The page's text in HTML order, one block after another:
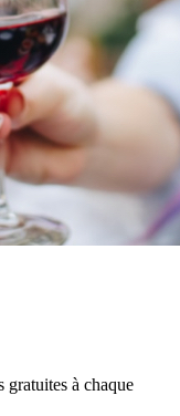
gratuites à chaque